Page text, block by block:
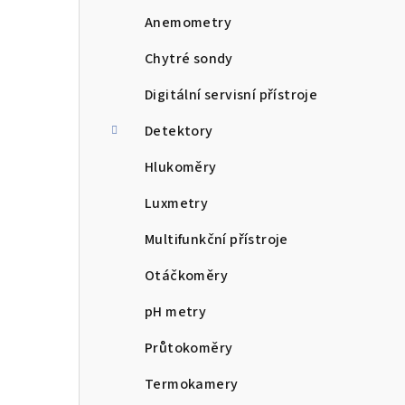
Anemometry
Chytré sondy
Digitální servisní přístroje
Detektory
Hlukoměry
Luxmetry
Multifunkční přístroje
Otáčkoměry
pH metry
Průtokoměry
Termokamery